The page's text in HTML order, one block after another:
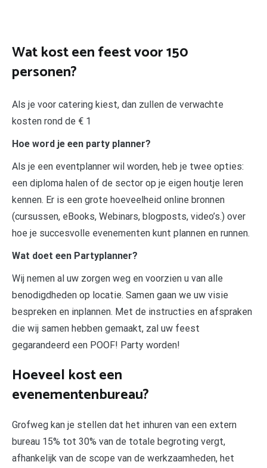
Wat kost een feest voor 150
personen?
Als je voor catering kiest, dan zullen de verwachte
kosten rond de € 1
Hoe word je een party planner?
Als je een eventplanner wil worden, heb je twee opties:
een diploma halen of de sector op je eigen houtje leren
kennen. Er is een grote hoeveelheid online bronnen
(cursussen, eBooks, Webinars, blogposts, video’s.) over
hoe je succesvolle evenementen kunt plannen en runnen.
Wat doet een Partyplanner?
Wij nemen al uw zorgen weg en voorzien u van alle
benodigdheden op locatie. Samen gaan we uw visie
bespreken en inplannen. Met de instructies en afspraken
die wij samen hebben gemaakt, zal uw feest
gegarandeerd een POOF! Party worden!
Hoeveel kost een
evenementenbureau?
Grofweg kan je stellen dat het inhuren van een extern
bureau 15% tot 30% van de totale begroting vergt,
afhankelijk van de scope van de werkzaamheden, het